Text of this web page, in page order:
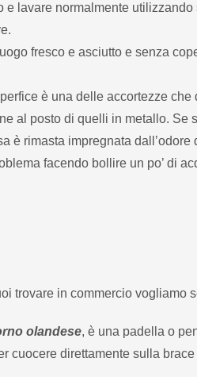
e lavare normalmente
fresco e asciutto e senza
è una delle accortezze
al posto di quelli in metallo. Se
è rimasta impregnata
facendo bollire un po’ di
trovare in commercio vogliamo
olandese, è una padella o
cuocere direttamente sulla